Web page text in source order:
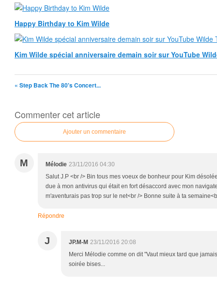
Happy Birthday to Kim Wilde
Kim Wilde spécial anniversaire demain soir sur YouTube
« Step Back The 80's Concert...
Commenter cet article
Ajouter un commentaire
M Mélodie 23/11/2016 04:30
Salut J.P <br /> Bin tous mes voeux de bonheur pour Kim
due à mon antivirus qui était en fort désaccord avec mon
m'aventurais pas trop sur le net<br /> Bonne suite à ta
Répondre
J JP.M-M 23/11/2016 20:08
Merci Mélodie comme on dit "Vaut mieux tard que
soirée bises...